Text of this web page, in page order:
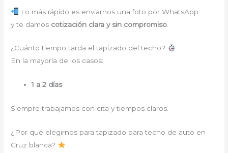
Lo más rápido es enviarnos una foto por WhatsApp
y te damos cotización clara y sin compromiso
¿Cuánto tiempo tarda el tapizado del techo?
En la mayoría de los casos:
1 a 2 días
Siempre trabajamos con cita y tiempos claros.
¿Por qué elegirnos para tapizado para techo de auto en
Cruz blanca?